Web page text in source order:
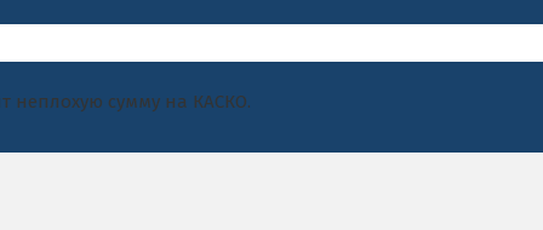
неплохую сумму на КАСКО.